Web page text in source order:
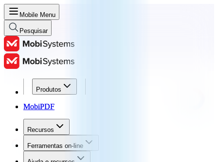
Mobile Menu
Pesquisar
Produtos
MobiPDF
Recursos
Ferramentas on-line
Produtos
MobiPDF
Recursos
Ferramentas on-line